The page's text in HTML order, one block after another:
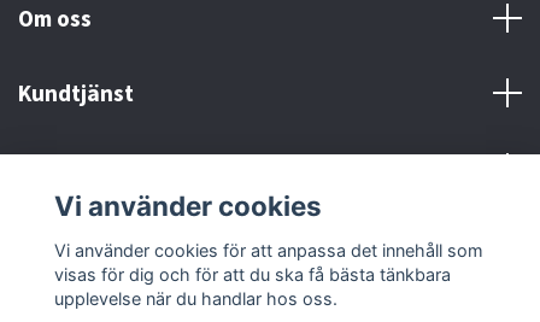
Om oss
Kundtjänst
Sociala medier
Vi använder cookies
Vi använder cookies för att anpassa det innehåll som
visas för dig och för att du ska få bästa tänkbara
upplevelse när du handlar hos oss.